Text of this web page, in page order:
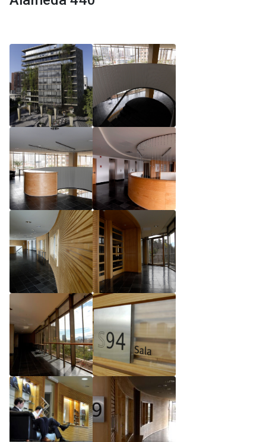
Reglamento de Magíster, Pontificia Universidad
Universidad Católica de Chile
Reglamento de Magíster, Pontificia Universidad
Católica de Chile LLM UC 2025
Reglamento de Seminarios de Graduación
Programa de Magíster en Derecho, LLM 2025